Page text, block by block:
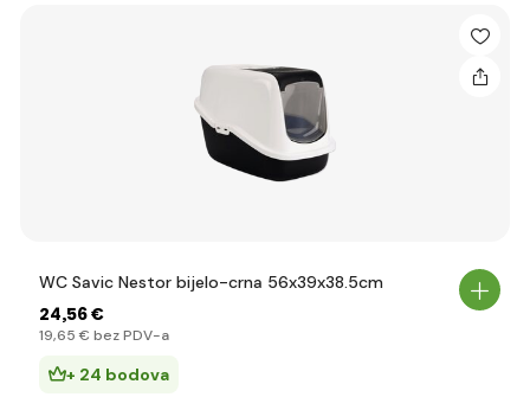
WC Savic Nestor bijelo-crna 56x39x38.5cm
24,56 €
19,65 € bez PDV-a
+ 24 bodova